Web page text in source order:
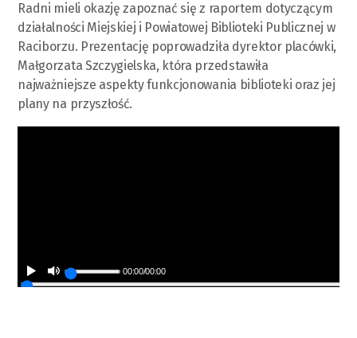
Radni mieli okazję zapoznać się z raportem dotyczącym
działalności Miejskiej i Powiatowej Biblioteki Publicznej w
Raciborzu. Prezentację poprowadziła dyrektor placówki,
Małgorzata Szczygielska, która przedstawiła
najważniejsze aspekty funkcjonowania biblioteki oraz jej
plany na przyszłość.
00:00/00:00